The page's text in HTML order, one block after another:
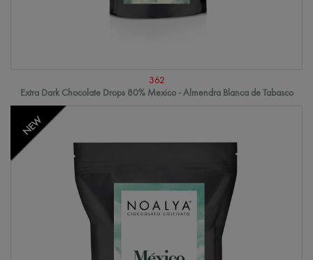
362
Extra Dark Chocolate Drops 80% Mexico - Almendra Blanca de Tabasco
NEW